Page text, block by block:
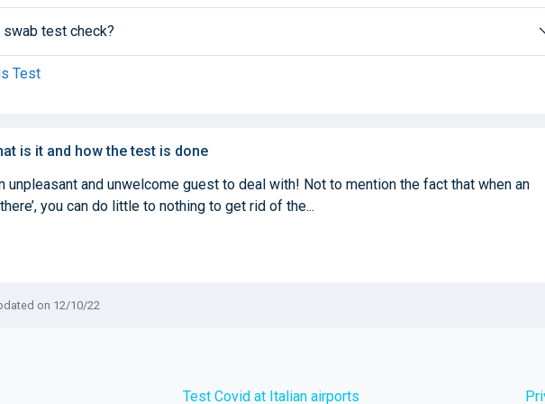
swab test check?
Test
is it and how the test is done
unpleasant and unwelcome guest to deal with! Not to mention the fact that when an
you can do little to nothing to get rid of the...
on 12/10/22
Test Covid at Italian airports